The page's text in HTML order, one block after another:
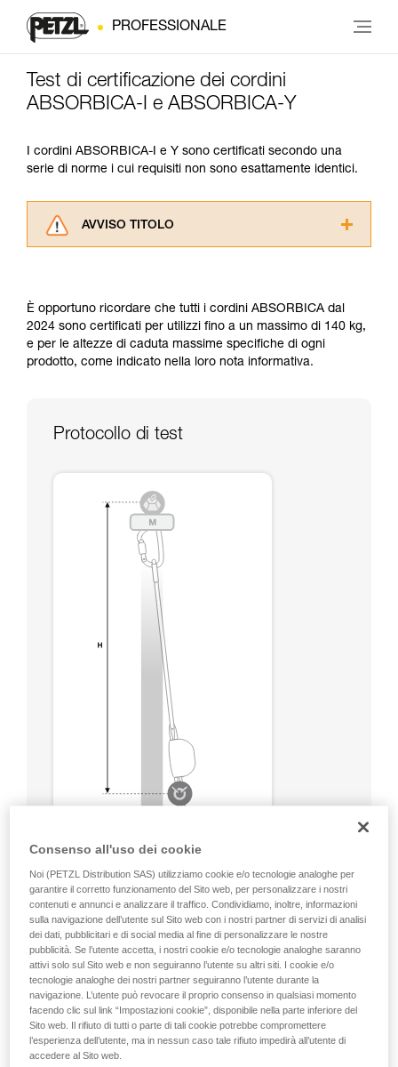
PROFESSIONALE
Test di certificazione dei cordini
ABSORBICA-I e ABSORBICA-Y
I cordini ABSORBICA-I e Y sono certificati secondo una
serie di norme i cui requisiti non sono esattamente identici.
AVVISO TITOLO
informazioni dell’istruzione tecnica per poter
capire queste ulteriori informazioni.
La padronanza di queste tecniche richiede una
formazione ed un addestramento specifico.
Forniamo esempi di tecniche relative alla vostra
vengono qui descritte.
È opportuno ricordare che tutti i cordini ABSORBICA dal
2024 sono certificati per utilizzi fino a un massimo di 140 kg,
e per le altezze di caduta massime specifiche di ogni
prodotto, come indicato nella loro nota informativa.
Protocollo di test
Consenso all'uso dei cookie
Noi (PETZL Distribution SAS) utilizziamo cookie e/o tecnologie analoghe per
garantire il corretto funzionamento del Sito web, per personalizzare i nostri
contenuti e annunci e analizzare il traffico. Condividiamo, inoltre, informazioni
sulla navigazione dell’utente sul Sito web con i nostri partner di servizi di analisi
dei dati, pubblicitari e di social media al fine di personalizzare le nostre
pubblicità. Se l’utente accetta, i nostri cookie e/o tecnologie analoghe saranno
attivi solo sul Sito web e non seguiranno l’utente su altri siti. I cookie e/o
tecnologie analoghe dei nostri partner seguiranno l’utente durante la
navigazione. L’utente può revocare il proprio consenso in qualsiasi momento
facendo clic sul link “Impostazioni cookie”, disponibile nella parte inferiore del
Sito web. Il rifiuto di tutti o parte di tali cookie potrebbe compromettere
l’esperienza dell’utente, ma in nessun caso tale rifiuto impedirà all’utente di
accedere al Sito web.